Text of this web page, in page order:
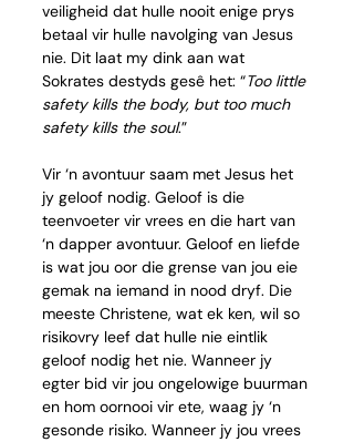
veiligheid dat hulle nooit enige prys
betaal vir hulle navolging van Jesus
nie. Dit laat my dink aan wat
Sokrates destyds gesê het: “Too little
safety kills the body, but too much
safety kills the soul.”
Vir ‘n avontuur saam met Jesus het
jy geloof nodig. Geloof is die
teenvoeter vir vrees en die hart van
‘n dapper avontuur. Geloof en liefde
is wat jou oor die grense van jou eie
gemak na iemand in nood dryf. Die
meeste Christene, wat ek ken, wil so
risikovry leef dat hulle nie eintlik
geloof nodig het nie. Wanneer jy
egter bid vir jou ongelowige buurman
en hom oornooi vir ete, waag jy ‘n
gesonde risiko. Wanneer jy jou vrees